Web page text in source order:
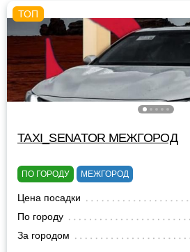
TAXI_SENATOR МЕЖГОРОД
ПО ГОРОДУ МЕЖГОРОД
Цена посадки
По городу
За городом